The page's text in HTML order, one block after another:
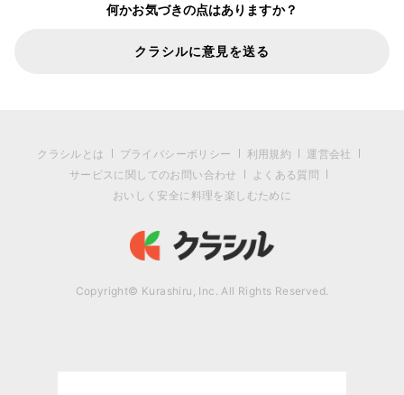
何かお気づきの点はありますか？
クラシルに意見を送る
クラシルとは プライバシーポリシー 利用規約
運営会社
サービスに関してのお問い合わせ
よくある質問
おいしく安全に料理を楽しむために
Copyright© Kurashiru, Inc. All Rights Reserved.